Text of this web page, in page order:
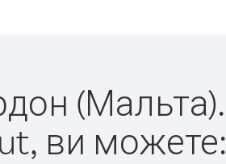
(Мальта).
ви можете: